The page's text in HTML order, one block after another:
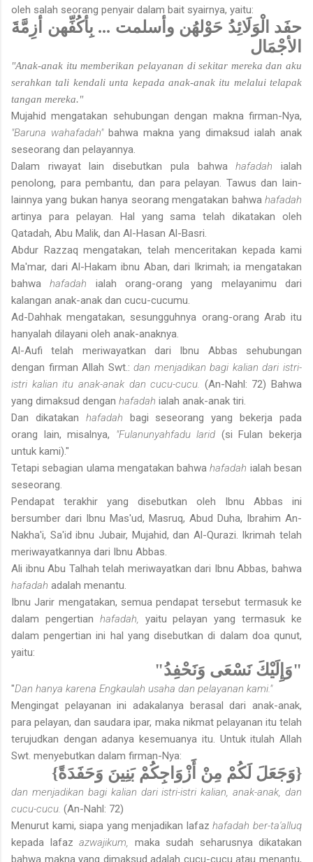
oleh salah seorang penyair dalam bait syairnya, yaitu:
حفَد الْوَلَائِدُ حَوْلهُن وأسلمت ... بِأكُفِّهن أزِمَّةَ
الأجْمَال
"Anak-anak itu memberikan pelayanan di sekitar mereka dan aku
serahkan tali kendali unta kepada anak-anak itu melalui telapak
tangan mereka."
Mujahid mengatakan sehubungan dengan makna firman-Nya,
"Baruna wahafadah" bahwa makna yang dimaksud ialah anak
seseorang dan pelayannya.
Dalam riwayat lain disebutkan pula bahwahafadahialah
penolong, para pembantu, dan para pelayan. Tawus dan lain-
lainnya yang bukan hanya seorang mengatakan bahwa hafadah
artinya para pelayan. Hal yang sama telah dikatakan oleh
Qatadah, Abu Malik, dan Al-Hasan Al-Basri.
Abdur Razzaq mengatakan, telah menceritakan kepada kami
Ma'mar, dari Al-Hakam ibnu Aban, dari Ikrimah; ia mengatakan
bahwahafadah ialah orang-orang yang melayanimu dari
kalangan anak-anak dan cucu-cucumu.
Ad-Dahhak mengatakan, sesungguhnya orang-orang Arab itu
hanyalah dilayani oleh anak-anaknya.
Al-Aufi telah meriwayatkan dari Ibnu Abbas sehubungan
dengan firman Allah Swt.:dan menjadikan bagi kalian dari istri-
istri kalian itu anak-anak dan cucu-cucu. (An-Nahl: 72) Bahwa
yang dimaksud dengan hafadah ialah anak-anak tiri.
Dan dikatakan hafadah bagi seseorang yang bekerja pada
orang lain, misalnya, "Fulanunyahfadu larid (si Fulan bekerja
untuk kami)."
Tetapi sebagian ulama mengatakan bahwahafadah ialah besan
seseorang.
Pendapat terakhir yang disebutkan oleh Ibnu Abbas ini
bersumber dari Ibnu Mas'ud, Masruq, Abud Duha, Ibrahim An-
Nakha'i, Sa'id ibnu Jubair, Mujahid, dan Al-Qurazi. Ikrimah telah
meriwayatkannya dari Ibnu Abbas.
Ali ibnu Abu Talhah telah meriwayatkan dari Ibnu Abbas, bahwa
hafadah adalah menantu.
Ibnu Jarir mengatakan, semua pendapat tersebut termasuk ke
dalam pengertian hafadah, yaitu pelayan yang termasuk ke
dalam pengertian ini hal yang disebutkan di dalam doa qunut,
yaitu:
"وَإِلَيْكَ نَسْعَى وَنَحْفِدُ"
"Dan hanya karena Engkaulah usaha dan pelayanan kami."
Mengingat pelayanan ini adakalanya berasal dari anak-anak,
para pelayan, dan saudara ipar, maka nikmat pelayanan itu telah
terujudkan dengan adanya kesemuanya itu. Untuk itulah Allah
Swt. menyebutkan dalam firman-Nya:
{وَجَعَلَ لَكُمْ مِنْ أَزْوَاجِكُمْ بَنِينَ وَحَفَدَةً}
dan menjadikan bagi kalian dari istri-istri kalian, anak-anak, dan
cucu-cucu. (An-Nahl: 72)
Menurut kami, siapa yang menjadikan lafazhafadah ber-ta'alluq
kepada lafaz azwajikum, maka sudah seharusnya dikatakan
bahwa makna yang dimaksud adalah cucu-cucu atau menantu,